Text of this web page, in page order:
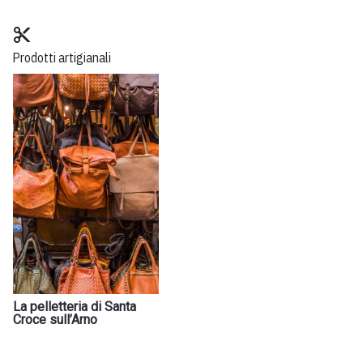
content_cut
Prodotti artigianali
La pelletteria di Santa
Croce sull’Arno